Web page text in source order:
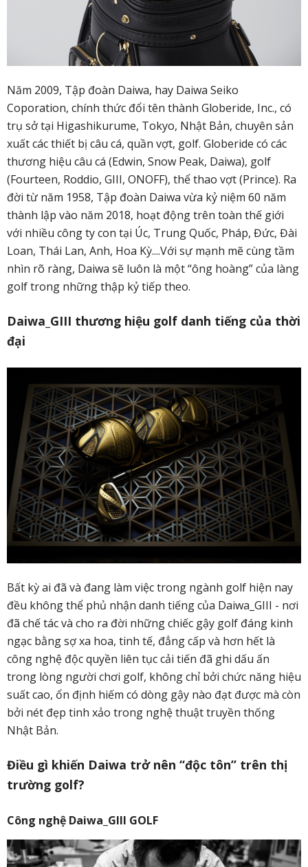
Năm 2009, Tập đoàn Daiwa, hay Daiwa Seiko
Coporation, chính thức đổi tên thành Globeride, Inc., có
trụ sở tại Higashikurume, Tokyo, Nhật Bản, chuyên sản
xuất các thiết bị câu cá, quần vợt, golf. Globeride có các
thương hiệu câu cá (Edwin, Snow Peak, Daiwa), golf
(Fourteen, Roddio, GIII, ONOFF), thể thao vợt (Prince). Ra
đời từ năm 1958, Tập đoàn Daiwa vừa kỷ niệm 60 năm
thành lập vào năm 2018, hoạt động trên toàn thế giới
với nhiều công ty con tại Úc, Trung Quốc, Pháp, Đức, Đài
Loan, Thái Lan, Anh, Hoa Kỳ....Với sự mạnh mẽ cùng tầm
nhìn rõ ràng, Daiwa sẽ luôn là một “ông hoàng” của làng
golf trong những thập kỷ tiếp theo.
Daiwa_GIII thương hiệu golf danh tiếng của thời
đại
Bất kỳ ai đã và đang làm việc trong ngành golf hiện nay
đều không thể phủ nhận danh tiếng của Daiwa_GIII - nơi
đã chế tác và cho ra đời những chiếc gậy golf đáng kinh
ngạc bằng sợ xa hoa, tinh tế, đẳng cấp và hơn hết là
công nghệ độc quyền liên tục cải tiến đã ghi dấu ấn
trong lòng người chơi golf, không chỉ bởi chức năng hiệu
suất cao, ổn định hiếm có dòng gậy nào đạt được mà còn
bởi nét đẹp tinh xảo trong nghệ thuật truyền thống
Nhật Bản.
Điều gì khiến Daiwa trở nên “độc tôn” trên thị
trường golf?
Công nghệ Daiwa_GIII GOLF